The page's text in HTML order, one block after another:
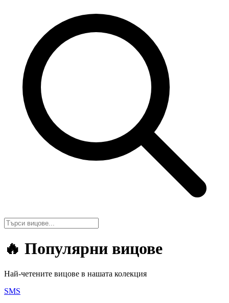
🔥 Популярни вицове
Най-четените вицове в нашата колекция
SMS